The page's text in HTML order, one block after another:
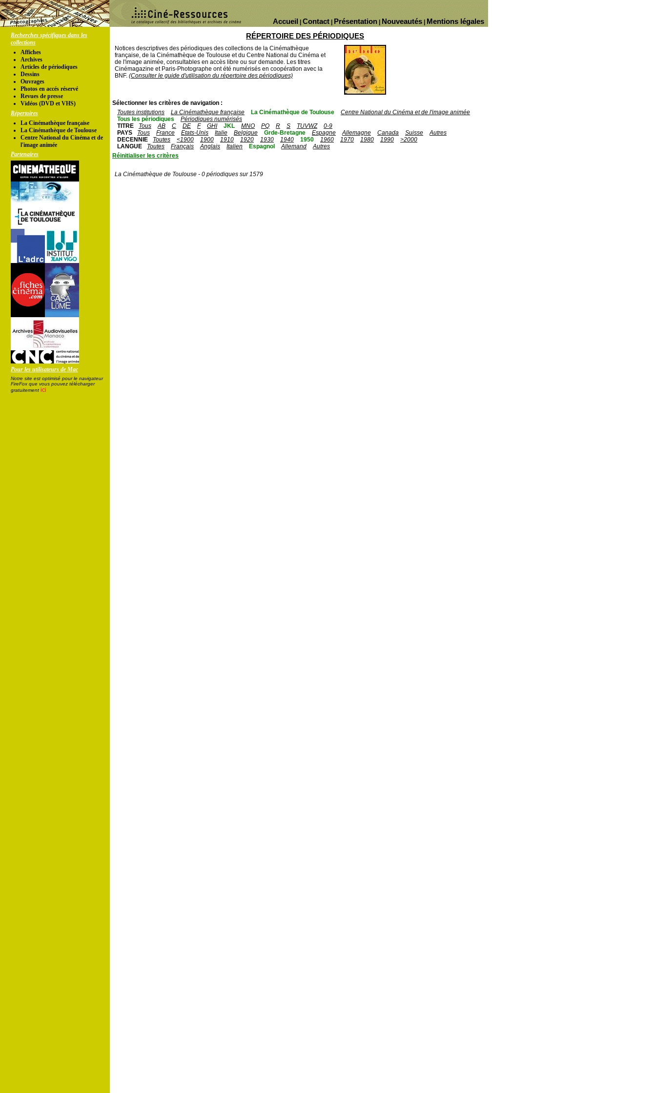
Mentions légales
Nouveautés
Présentation
Contact
Accueil
Recherches spécifiques dans les
collections
Affiches
Archives
Articles de périodiques
Dessins
Ouvrages
Photos en accés réservé
Revues de presse
Vidéos (DVD et VHS)
Répertoires
La Cinémathèque française
La Cinémathèque de Toulouse
Centre National du Cinéma et de
l'image animée
Partenaires
Pour les utilisateurs de Mac
Notre site est optimisé pour le navigateur
FireFox que vous pouvez télécharger
gratuitement ici
RÉPERTOIRE DES PÉRIODIQUES
Notices descriptives des périodiques des collections de la Cinémathèque
française, de la Cinémathèque de Toulouse et du Centre National du Cinéma et
de l'image animée, consultables en accès libre ou sur demande. Les titres
Cinémagazine et Paris-Photographe ont été numérisés en coopération avec la
BNF. (Consulter le guide d'utilisation du répertoire des périodiques)
Sélectionner les critères de navigation :
Toutes institutions
La Cinémathèque française La Cinémathèque de Toulouse
Centre National du Cinéma et de l'image animée
Tous les périodiques
Périodiques numérisés
TITRE
Tous AB C DE F GHI JKL MNO PQ R S TUVWZ
0-9
PAYS
Tous France Etats-Unis Italie Belgique Grde-Bretagne Espagne Allemagne Canada Suisse
Autres
DECENNIE
Toutes <1900 1900 1910 1920 1930 1940 1950 1960 1970 1980 1990
>2000
LANGUE
Toutes Français Anglais Italien Espagnol Allemand
Autres
Réinitialiser les critères
La Cinémathèque de Toulouse - 0 périodiques sur 1579